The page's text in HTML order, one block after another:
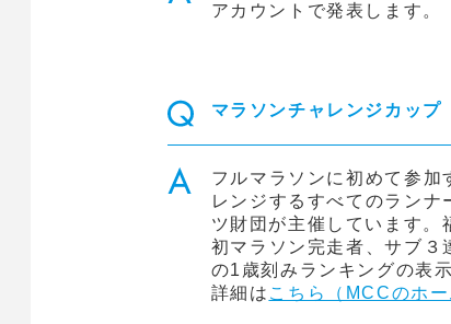
アカウントで発表します。
マラソンチャレンジカップ
フルマラソンに初めて参
レンジするすべてのラン
ツ財団が主催しています。
初マラソン完走者、サブ
の1歳刻みランキングの表
詳細は こちら（MCCのホー